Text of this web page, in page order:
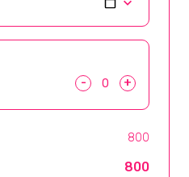
- +
800
800